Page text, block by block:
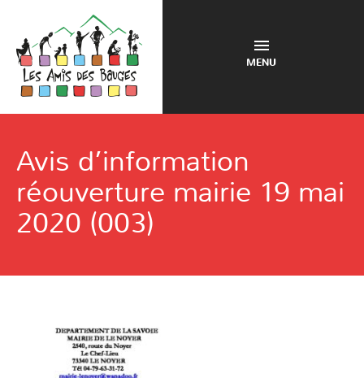
MENU
Avis d’information
réouverture mairie 19 mai
2020 (003)